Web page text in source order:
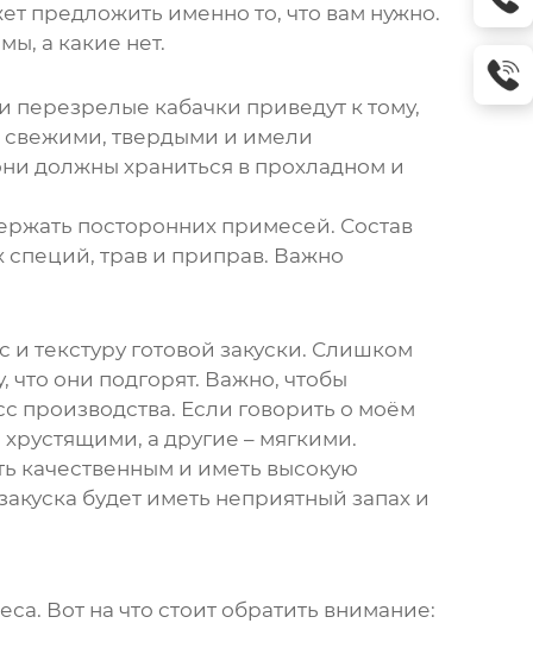
предложить именно то, что вам нужно.
а какие нет.
перезрелые кабачки приведут к тому,
свежими, твердыми и имели
должны храниться в прохладном и
посторонних примесей. Состав
специй, трав и приправ. Важно
текстуру готовой закуски. Слишком
что они подгорят. Важно, чтобы
производства. Если говорить о моём
а другие – мягкими.
качественным и иметь высокую
будет иметь неприятный запах и
Вот на что стоит обратить внимание: